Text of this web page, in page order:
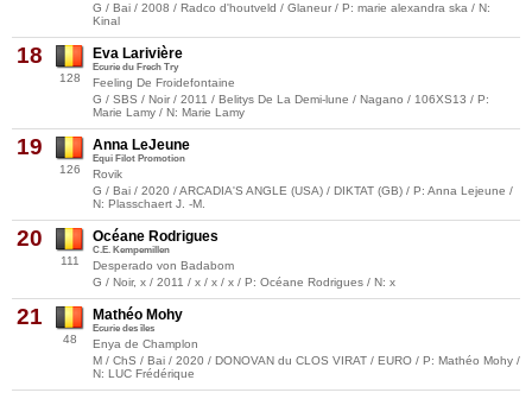
G / Bai / 2008 / Radco d'houtveld / Glaneur / P: marie alexandra ska / N:
Kinal
18
128
Eva Larivière
Ecurie du Frech Try
Feeling De Froidefontaine
G / SBS / Noir / 2011 / Belitys De La Demi-lune / Nagano / 106XS13 / P:
Marie Lamy / N: Marie Lamy
19
126
Anna LeJeune
Equi Filot Promotion
Rovik
G / Bai / 2020 / ARCADIA'S ANGLE (USA) / DIKTAT (GB) / P: Anna Lejeune /
N: Plasschaert J. -M.
20
111
Océane Rodrigues
C.E. Kempemillen
Desperado von Badabom
G / Noir, x / 2011 / x / x / x / P: Océane Rodrigues / N: x
21
48
Mathéo Mohy
Ecurie des îles
Enya de Champlon
M / ChS / Bai / 2020 / DONOVAN du CLOS VIRAT / EURO / P: Mathéo Mohy /
N: LUC Frédérique